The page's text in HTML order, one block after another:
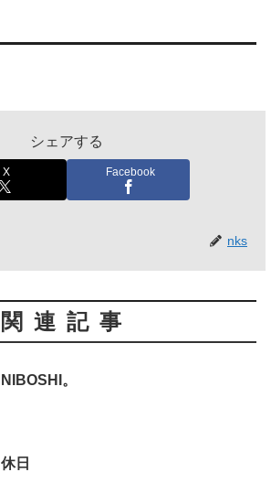
シェアする
X Facebook
nks
関連記事
NIBOSHI。
休日